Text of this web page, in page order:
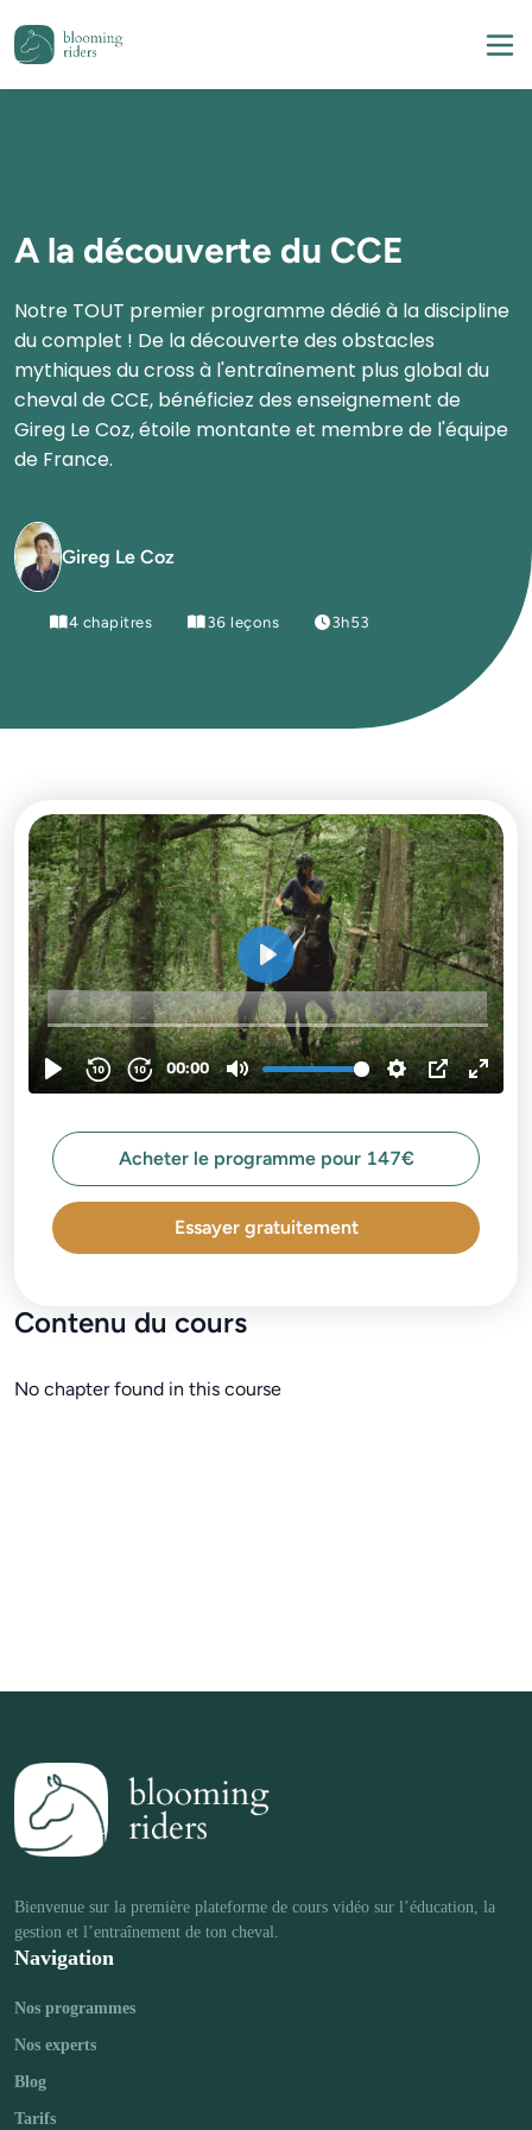
A la découverte du CCE
Notre TOUT premier programme dédié à la discipline
du complet ! De la découverte des obstacles
mythiques du cross à l'entraînement plus global du
cheval de CCE, bénéficiez des enseignement de
Gireg Le Coz, étoile montante et membre de l'équipe
Gireg Le Coz
4 chapitres 36 leçons 3h53
Contenu du cours
No chapter found in this course
Acheter le programme pour 147€
Essayer gratuitement
Bienvenue sur la première plateforme de cours vidéo sur l’éducation, la
Navigation
Nos programmes
Nos experts
Blog
Tarifs